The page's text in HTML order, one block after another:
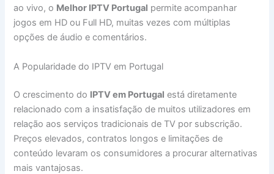
ao vivo, o Melhor IPTV Portugal permite acompanhar
jogos em HD ou Full HD, muitas vezes com múltiplas
opções de áudio e comentários.
A Popularidade do IPTV em Portugal
O crescimento do IPTV em Portugal está diretamente
relacionado com a insatisfação de muitos utilizadores em
relação aos serviços tradicionais de TV por subscrição.
Preços elevados, contratos longos e limitações de
conteúdo levaram os consumidores a procurar alternativas
mais vantajosas.